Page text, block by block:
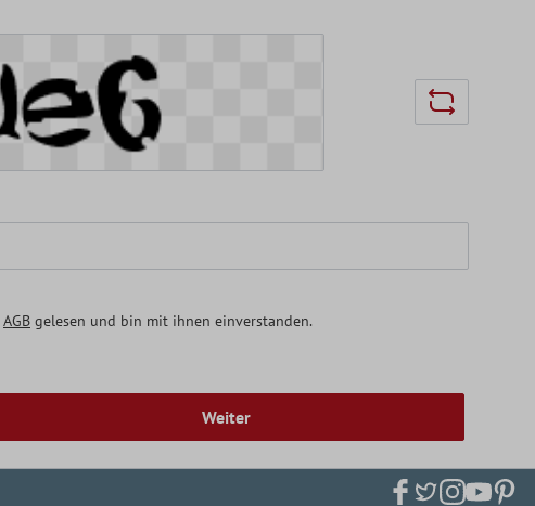
AGB gelesen und bin mit ihnen einverstanden.
Weiter